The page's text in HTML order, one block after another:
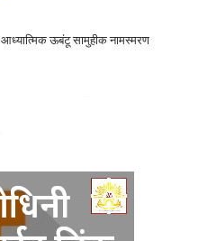
आध्यात्मिक ऊबंटू सामुहीक नामस्मरण